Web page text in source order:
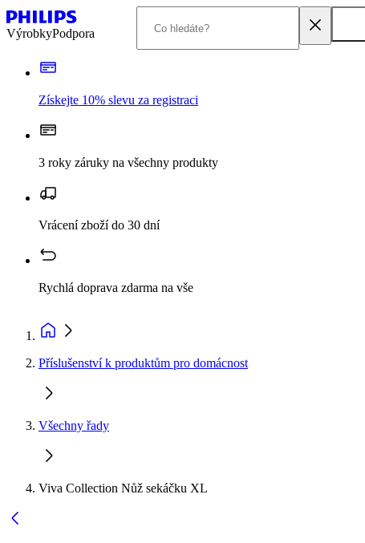
VýrobkyPodpora
Získejte 10% slevu za registraci
3 roky záruky na všechny produkty
Vrácení zboží do 30 dní
Rychlá doprava zdarma na vše
Příslušenství k produktům pro domácnost
Všechny řady
Viva Collection Nůž sekáčku XL